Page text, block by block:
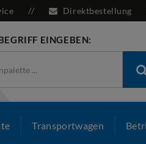
Direktbestellung
EINGEBEN:
Transportwagen